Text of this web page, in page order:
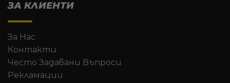
ЗА КЛИЕНТИ
За Нас
Контакти
Често Задавани Въпроси
Рекламации